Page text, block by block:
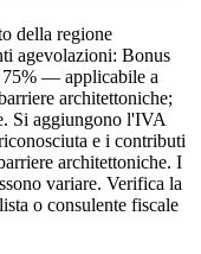
della regione
agevolazioni: Bonus
75% — applicabile a
architettoniche;
Si aggiungono l'IVA
e i contributi
architettoniche. I
variare. Verifica la
o consulente fiscale